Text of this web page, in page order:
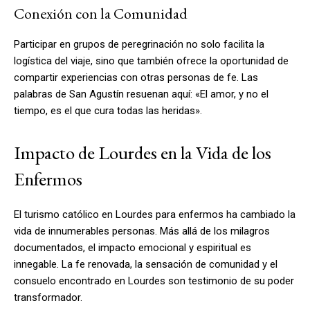
Conexión con la Comunidad
Participar en grupos de peregrinación no solo facilita la
logística del viaje, sino que también ofrece la oportunidad de
compartir experiencias con otras personas de fe. Las
palabras de San Agustín resuenan aquí: «El amor, y no el
tiempo, es el que cura todas las heridas».
Impacto de Lourdes en la Vida de los
Enfermos
El turismo católico en Lourdes para enfermos ha cambiado la
vida de innumerables personas. Más allá de los milagros
documentados, el impacto emocional y espiritual es
innegable. La fe renovada, la sensación de comunidad y el
consuelo encontrado en Lourdes son testimonio de su poder
transformador.